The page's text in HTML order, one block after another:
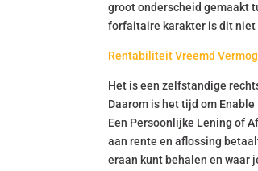
groot onderscheid gemaakt
forfaitaire karakter is dit niet
Rentabiliteit Vreemd
Het is een zelfstandige
Daarom is het tijd om
Een Persoonlijke Lening of
aan rente en aflossing
eraan kunt behalen en waar